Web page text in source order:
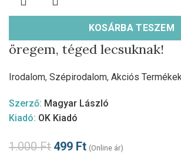
KOSÁRBA TESZEM
öregem, téged lecsuknak!
Irodalom, Szépirodalom, Akciós
Szerző: Magyar László
Kiadó: OK Kiadó
1.000Ft 499 Ft (Online ár)